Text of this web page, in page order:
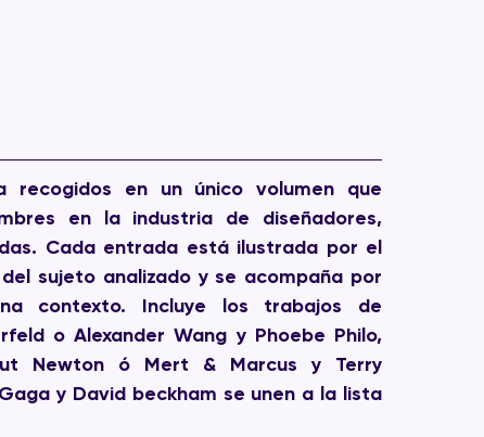
recogidos en un único volumen que
en la industria de diseñadores,
Cada entrada está ilustrada por el
sujeto analizado y se acompaña por
contexto. Incluye los trabajos de
o Alexander Wang y Phoebe Philo,
Newton ó Mert & Marcus y Terry
y David beckham se unen a la lista